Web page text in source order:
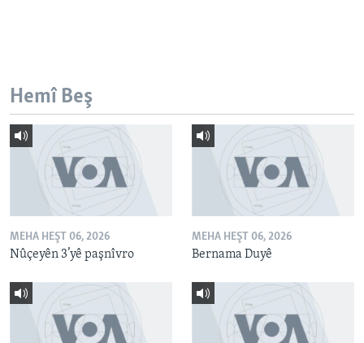
Zimanên Din
Hemî Beş
MEHA HEŞT 06, 2026
Nûçeyên 3’yê paşnîvro
MEHA HEŞT 06, 2026
Bernama Duyê